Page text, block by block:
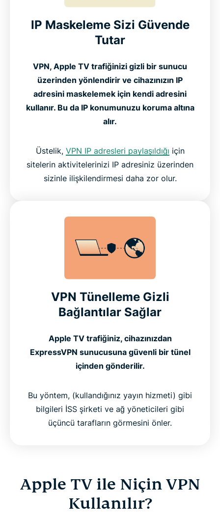
IP Maskeleme Sizi Güvende
Tutar
VPN, Apple TV trafiğinizi gizli bir sunucu
üzerinden yönlendirir ve cihazınızın IP
adresini maskelemek için kendi adresini
kullanır. Bu da IP konumunuzu koruma altına
alır.
Üstelik, VPN IP adresleri paylaşıldığı için
sitelerin aktivitelerinizi IP adresiniz üzerinden
sizinle ilişkilendirmesi daha zor olur.
VPN Tünelleme Gizli
Bağlantılar Sağlar
Apple TV trafiğiniz, cihazınızdan
ExpressVPN sunucusuna güvenli bir tünel
içinden gönderilir.
Bu yöntem, (kullandığınız yayın hizmeti) gibi
bilgileri İSS şirketi ve ağ yöneticileri gibi
üçüncü tarafların görmesini önler.
Apple TV ile Niçin VPN
Kullanılır?